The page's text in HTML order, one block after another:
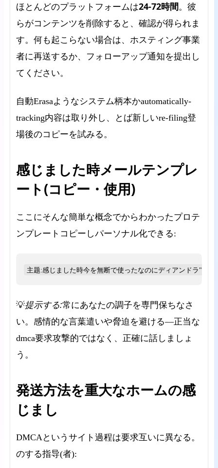
ほとんどのプラットフォームは24-72時間。彼
らがコンテンツを削除すると、確認が得られま
す。何も起こらない場合は、ホスティング事業
者に再送するか、フォローアップ通知を提出し
てください。
自動Erasaようなシステム柄本かautomatically-
tracking内容は取り外し、とば新しいre-filing登
場後のコピーを試みる。
感じました時メールテンプレ
ート(コピー・使用)
ここにそんな簡単な概念でからわかったプロテ
ンプレートコピーしパーソナル化できる:
主题:感じました時今を無断で使ったなのにディアンドラ"関
💡提示する:常にあなたの調子を専門保ちなさ
い。感情的な言葉遣いや脅迫を避ける—正当な
dmca要求攻撃的ではなく、正確に話しましょ
う。
発送方法を重大なホームの感
じまし
DMCAというサイト過程は要求互いに異なる。
のする指导(者):